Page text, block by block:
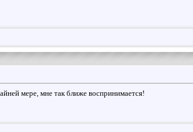
мере, мне так ближе воспринимается!